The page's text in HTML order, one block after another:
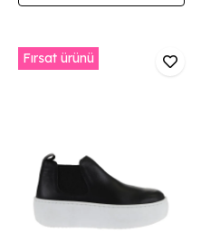
Fırsat ürünü